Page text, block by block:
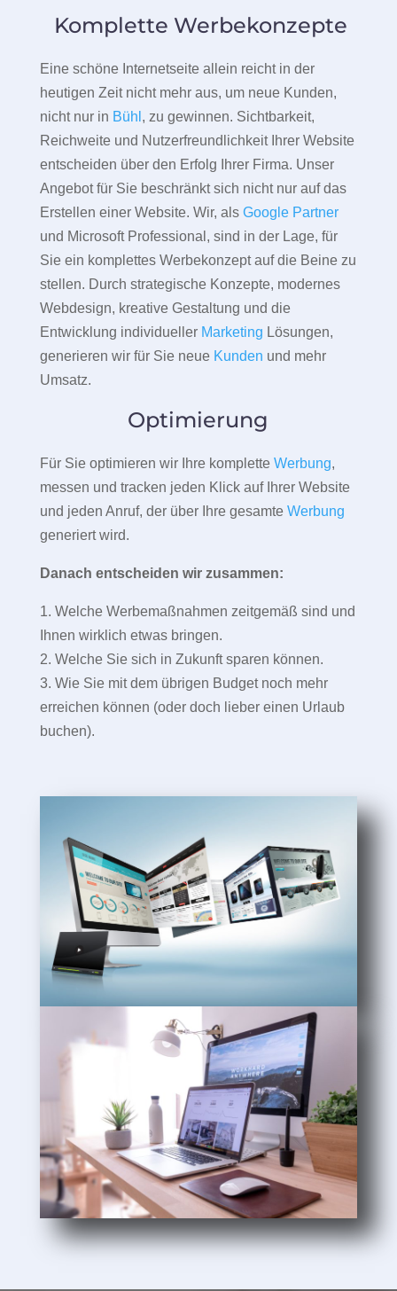
Komplette Werbekonzepte
Eine schöne Internetseite allein reicht in der
heutigen Zeit nicht mehr aus, um neue Kunden,
nicht nur in Bühl , zu gewinnen. Sichtbarkeit,
Reichweite und Nutzerfreundlichkeit Ihrer Website
entscheiden über den Erfolg Ihrer Firma. Unser
Angebot für Sie beschränkt sich nicht nur auf das
Erstellen einer Website. Wir, als Google Partner
und Microsoft Professional, sind in der Lage, für
Sie ein komplettes Werbekonzept auf die Beine zu
stellen. Durch strategische Konzepte, modernes
Webdesign, kreative Gestaltung und die
Entwicklung individueller Marketing Lösungen,
generieren wir für Sie neue Kunden und mehr
Umsatz.
Optimierung
Für Sie optimieren wir Ihre komplette Werbung,
messen und tracken jeden Klick auf Ihrer Website
und jeden Anruf, der über Ihre gesamte Werbung
generiert wird.
Danach entscheiden wir zusammen:
1. Welche Werbemaßnahmen zeitgemäß sind und
Ihnen wirklich etwas bringen.
2. Welche Sie sich in Zukunft sparen können.
3. Wie Sie mit dem übrigen Budget noch mehr
erreichen können (oder doch lieber einen Urlaub
buchen).